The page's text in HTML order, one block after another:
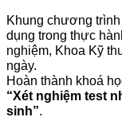
Khung chương
dụng trong thực
nghiệm, Khoa Kỹ
ngày.
Hoàn thành khoá
“Xét nghiệm test
sinh”.